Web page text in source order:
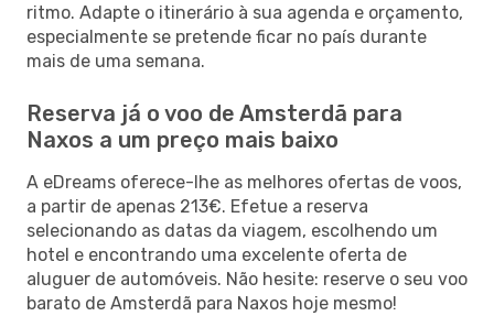
ritmo. Adapte o itinerário à sua agenda e orçamento,
especialmente se pretende ficar no país durante
mais de uma semana.
Reserva já o voo de Amsterdã para
Naxos a um preço mais baixo
A eDreams oferece-lhe as melhores ofertas de voos,
a partir de apenas 213€. Efetue a reserva
selecionando as datas da viagem, escolhendo um
hotel e encontrando uma excelente oferta de
aluguer de automóveis. Não hesite: reserve o seu voo
barato de Amsterdã para Naxos hoje mesmo!